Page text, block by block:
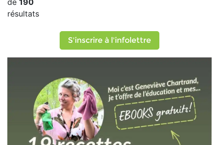
de 190
résultats
S'inscrire à l'infolettre